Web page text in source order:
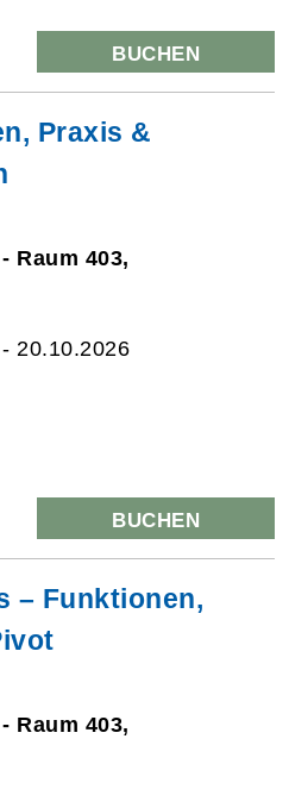
BUCHEN
Praxis &
Raum 403,
20.10.2026
BUCHEN
– Funktionen,
Raum 403,